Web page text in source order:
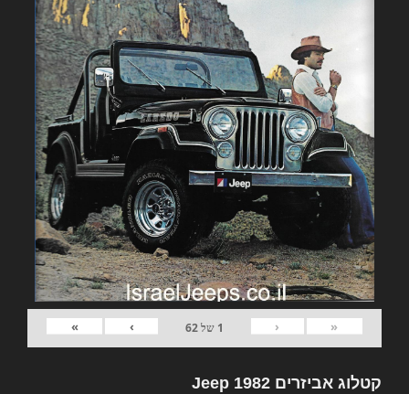
«
‹
1 של62
›
»
קטלוג אביזרים 1982 Jeep